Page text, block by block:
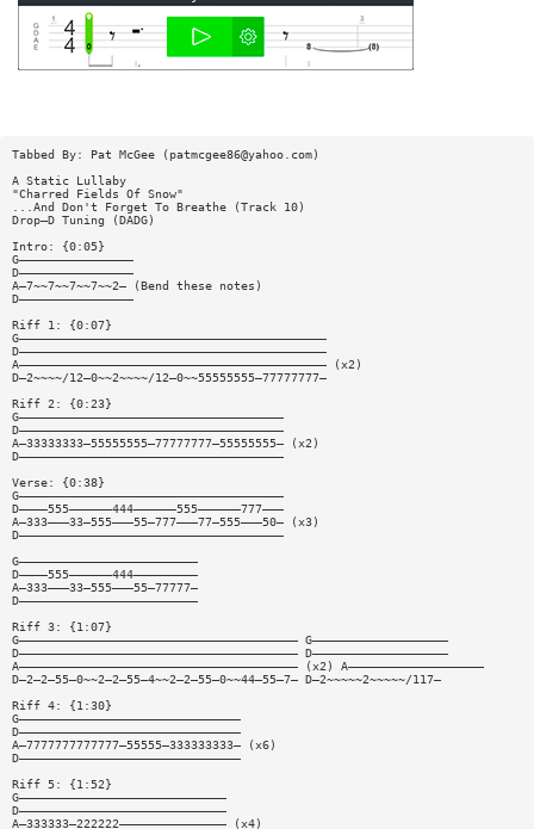
Tabbed By: Pat McGee ( patmcgee86@yahoo.com)
A Static Lullaby
"Charred Fields Of Snow"
...And Don't Forget To Breathe (Track 10)
Drop—D Tuning (DADG)
Intro: {0:05}
G————————————————
D————————————————
A—7~~7~~7~~7~~2— (Bend these notes)
D————————————————
Riff 1: {0:07}
G———————————————————————————————————————————
D———————————————————————————————————————————
A——————————————————————————————————————————— (x2)
D—2~~~~/12—0~~2~~~~/12—0~~55555555—77777777—
Riff 2: {0:23}
G—————————————————————————————————————
D—————————————————————————————————————
A—33333333—55555555—77777777—55555555— (x2)
D—————————————————————————————————————
Verse: {0:38}
G—————————————————————————————————————
D————555——————444——————555——————777———
A—333———33—555———55—777———77—555———50— (x3)
D—————————————————————————————————————
G—————————————————————————
D————555——————444—————————
A—333———33—555———55—77777—
D—————————————————————————
Riff 3: {1:07}
G——————————————————————————————————————— G———————————————————
D——————————————————————————————————————— D———————————————————
A——————————————————————————————————————— (x2) A———————————————————
D—2—2—55—0~~2—2—55—4~~2—2—55—0~~44—55—7— D—2~~~~~2~~~~~/117—
Riff 4: {1:30}
G———————————————————————————————
D———————————————————————————————
A—7777777777777—55555—333333333— (x6)
D———————————————————————————————
Riff 5: {1:52}
G—————————————————————————————
D—————————————————————————————
A—333333—222222——————————————— (x4)